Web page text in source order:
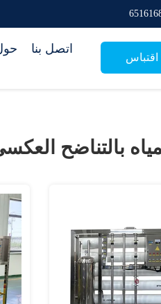
اتصل بنا
بالتناضح